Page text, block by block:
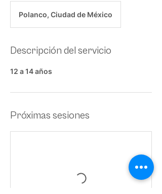
Polanco, Ciudad de México
Descripción del servicio
12 a 14 años
Próximas sesiones